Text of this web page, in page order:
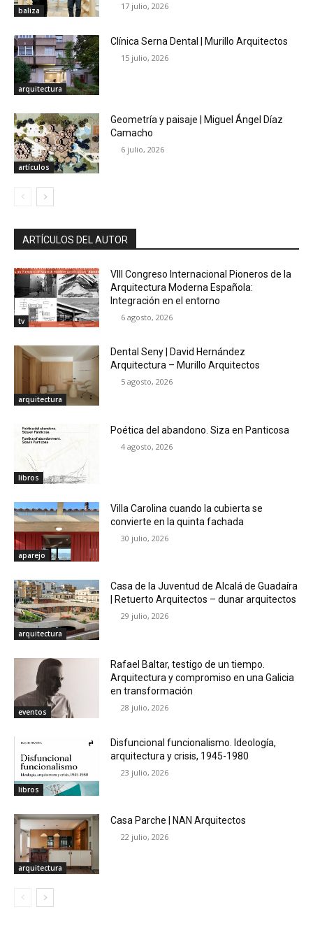
baliza 17 julio, 2026
arquitectura
Clínica Serna Dental | Murillo Arquitectos
15 julio, 2026
artículos
Geometría y paisaje | Miguel Ángel Díaz
Camacho
6 julio, 2026
ARTÍCULOS DEL AUTOR
tv
VIII Congreso Internacional Pioneros de la
Arquitectura Moderna Española:
Integración en el entorno
6 agosto, 2026
arquitectura
Dental Seny | David Hernández
Arquitectura – Murillo Arquitectos
5 agosto, 2026
libros
Poética del abandono. Siza en Panticosa
4 agosto, 2026
aparejo
Villa Carolina cuando la cubierta se
convierte en la quinta fachada
30 julio, 2026
arquitectura
Casa de la Juventud de Alcalá de Guadaíra
| Retuerto Arquitectos – dunar arquitectos
29 julio, 2026
eventos
Rafael Baltar, testigo de un tiempo.
Arquitectura y compromiso en una Galicia
en transformación
28 julio, 2026
libros
Disfuncional funcionalismo. Ideología,
arquitectura y crisis, 1945-1980
23 julio, 2026
arquitectura
Casa Parche | NAN Arquitectos
22 julio, 2026